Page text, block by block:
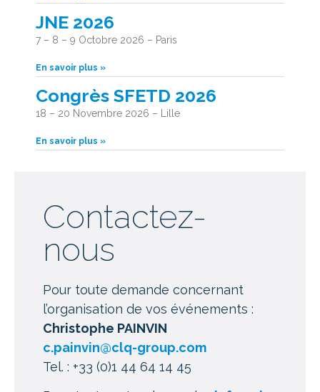
JNE 2026
7 – 8 – 9 Octobre 2026 – Paris
En savoir plus »
Congrès SFETD 2026
18 – 20 Novembre 2026 – Lille
En savoir plus »
Contactez-
nous
Pour toute demande concernant
l’organisation de vos événements :
Christophe PAINVIN
c.painvin@clq-group.com
Tel. : +33 (0)1 44 64 14 45